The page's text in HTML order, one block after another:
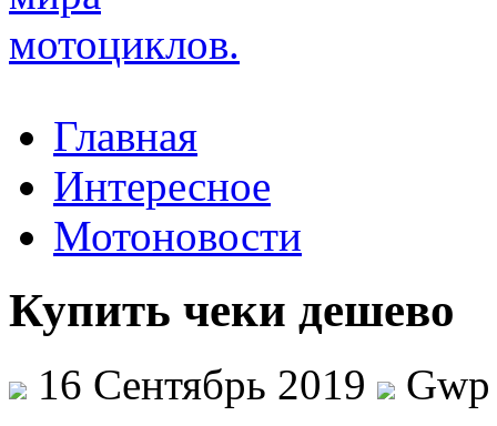
Главная
Интересное
Мотоновости
Купить чеки дешево
16 Сентябрь 2019
Gwp